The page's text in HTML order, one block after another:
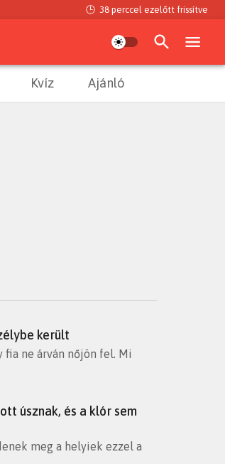
🕒 38 perccel ezelőtt frissítve
Kvíz Ajánló
került
fia ne árván nőjön fel. Mi
úsznak, és a klór sem
meg a helyiek ezzel a